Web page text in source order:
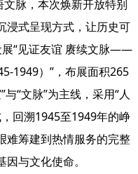
脉，本次焕新开放特别
浸式呈现方式，让历史可
展“见证友谊 赓续文脉——
1949）”，布展面积265
“文脉”为主线，采用“人
回溯1945至1949年的峥
难筹建到热情服务的完整
与文化使命。